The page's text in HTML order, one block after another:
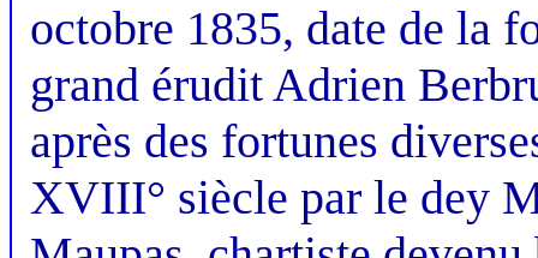
octobre 1835, date de la
grand érudit Adrien
après des fortunes
XVIII° siècle par le dey